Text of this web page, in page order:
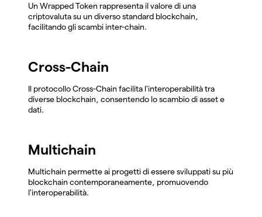
Un Wrapped Token rappresenta il valore di una
criptovaluta su un diverso standard blockchain,
facilitando gli scambi inter-chain.
Cross-Chain
Il protocollo Cross-Chain facilita l'interoperabilità tra
diverse blockchain, consentendo lo scambio di asset e
dati.
Multichain
Multichain permette ai progetti di essere sviluppati su più
blockchain contemporaneamente, promuovendo
l'interoperabilità.